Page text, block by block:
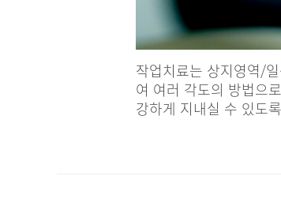
작업치료는 상지영역/
여 여러 각도의 방법으
강하게 지내실 수 있도